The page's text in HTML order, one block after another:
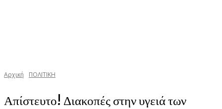
Αρχική ΠΟΛΙΤΙΚΗ
Απίστευτο! Διακοπές στην υγειά των